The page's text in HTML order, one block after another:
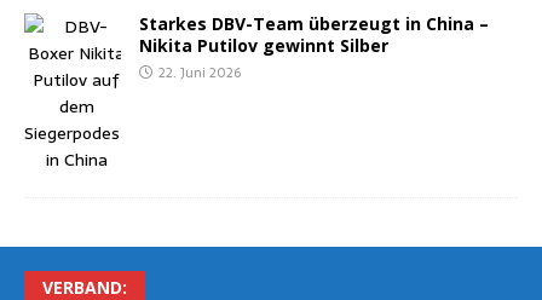
Star­kes DBV-Team über­zeugt in Chi­na –
Niki­ta Puti­l­ov gewinnt Silber
22. Juni 2026
VER­BAND: